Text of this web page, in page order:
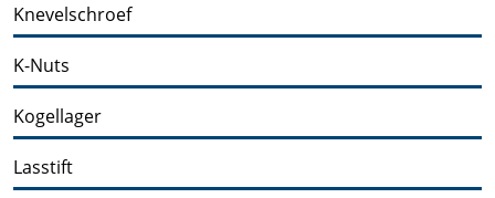
Knevelschroef
K-Nuts
Kogellager
Lasstift